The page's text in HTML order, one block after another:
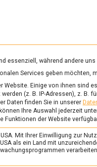
beachten Sie,
essenziell, während andere
Services geben möchten,
Einige von ihnen sind
(z. B. IP-Adressen), z.
Daten finden Sie in unserer
Ihre Auswahl jederzeit
Funktionen der Website
Mit Ihrer Einwilligung zur
als ein Land mit